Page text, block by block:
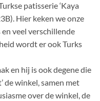
patisserie ‘Kaya
Hier keken we onze
veel verschillende
wordt er ook Turks
en hij is ook degene die
de winkel, samen met
over de winkel, de